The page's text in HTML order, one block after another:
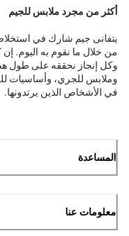
أكثر من مجرد ملابس للجيم
يتفانى جيم شارك في
من خلال ما نقوم به اليوم.
وكل إنجاز نحققه على طول
وملابس للجري، وأساسيات
في الأشخاص الذين يرتدونها.
المساعدة
معلومات عنا